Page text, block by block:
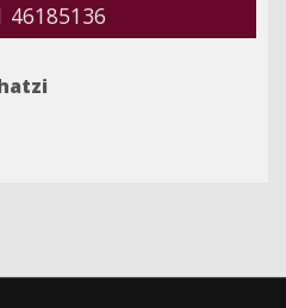
46185136